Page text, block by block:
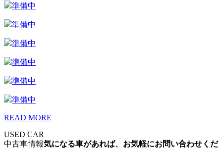
準備中
準備中
準備中
準備中
準備中
準備中
READ MORE
USED CAR
中古車情報気になる車があれば、お気軽にお問い合わせくだ